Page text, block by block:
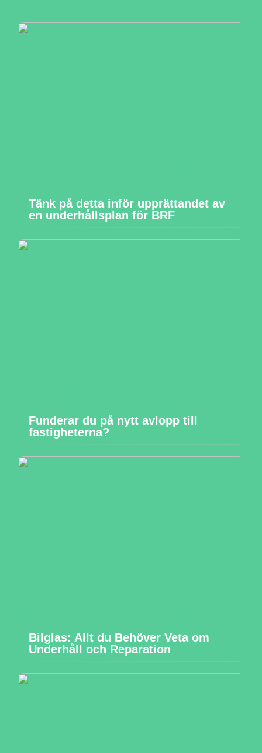
Tänk på detta inför upprättandet av
en underhållsplan för BRF
Funderar du på nytt avlopp till
fastigheterna?
Bilglas: Allt du Behöver Veta om
Underhåll och Reparation